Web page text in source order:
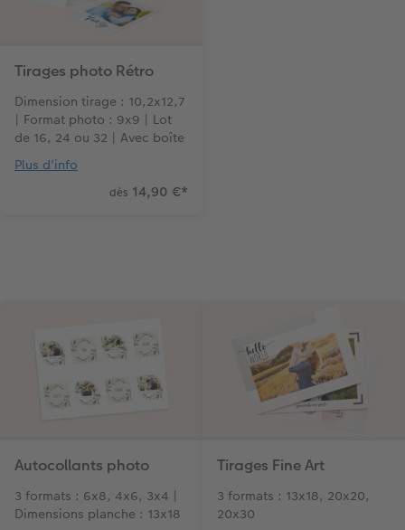
Tirages photo Rétro
Dimension tirage : 10,2x12,7
| Format photo : 9x9 | Lot
de 16, 24 ou 32 | Avec boîte
Plus d'info
dès 14,90 €*
Autocollants photo
3 formats : 6x8, 4x6, 3x4 |
Dimensions planche : 13x18
Tirages Fine Art
3 formats : 13x18, 20x20,
20x30